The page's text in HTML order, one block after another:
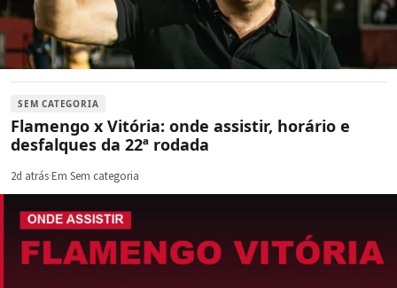
SEM CATEGORIA
Flamengo x Vitória: onde assistir, horário e
desfalques da 22ª rodada
2d atrás·Em Sem categoria